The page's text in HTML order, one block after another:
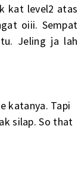
kat level2 atas
oiii. Sempat
Jeling ja lah
katanya. Tapi
silap. So that